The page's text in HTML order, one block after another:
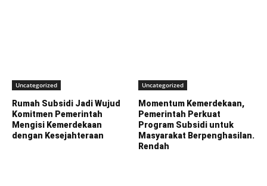
Uncategorized
Rumah Subsidi Jadi Wujud
Komitmen Pemerintah
Mengisi Kemerdekaan
dengan Kesejahteraan
Uncategorized
Momentum Kemerdekaan,
Pemerintah Perkuat
Program Subsidi untuk
Masyarakat Berpenghasilan.
Rendah